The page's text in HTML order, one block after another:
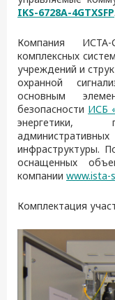
IKS-6728A-4GTXSFP.
Компания ИСТА-
комплексных
учреждений и
охранной
основным
безопасности ИСБ
энергетики,
инфраструктуры.
оснащенных
компании www.ista-
Комплектация